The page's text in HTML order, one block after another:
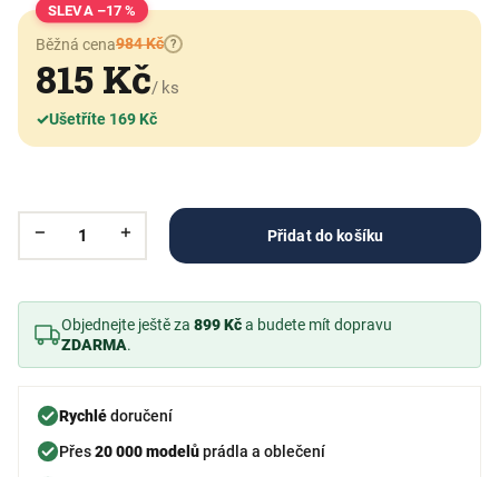
–17 %
Běžná cena984 Kč ?
815 Kč/ ks
✓Ušetříte 169 Kč
Přidat do košíku
Objednejte ještě za 899 Kča budete mít dopravu
ZDARMA.
Rychlédoručení
Přes20 000 modelůprádla a oblečení